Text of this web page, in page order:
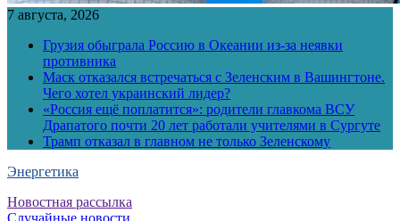
7 августа, 2026
Грузия обыграла Россию в Океании из-за неявки
противника
Маск отказался встречаться с Зеленским в Вашингтоне.
Чего хотел украинский лидер?
«Россия ещё поплатится»: родители главкома ВСУ
Драпатого почти 20 лет работали учителями в Сургуте
Трамп отказал в главном не только Зеленскому
Энергетика
Новостная рассылка
Случайные новости